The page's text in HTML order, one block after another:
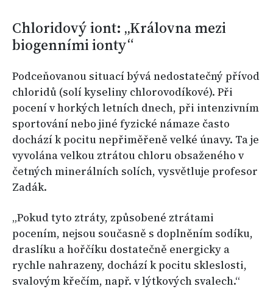
Chloridový iont: „Královna mezi
biogenními ionty“
Podceňovanou situací bývá nedostatečný přívod
chloridů (solí kyseliny chlorovodíkové). Při
pocení v horkých letních dnech, při intenzivním
sportování nebo jiné fyzické námaze často
dochází k pocitu nepřiměřeně velké únavy. Ta je
vyvolána velkou ztrátou chloru obsaženého v
četných minerálních solích, vysvětluje profesor
Zadák.
„Pokud tyto ztráty, způsobené ztrátami
pocením, nejsou současně s doplněním sodíku,
draslíku a hořčíku dostatečně energicky a
rychle nahrazeny, dochází k pocitu skleslosti,
svalovým křečím, např. v lýtkových svalech.“